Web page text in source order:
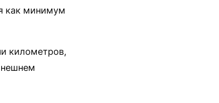
как минимум
километров,